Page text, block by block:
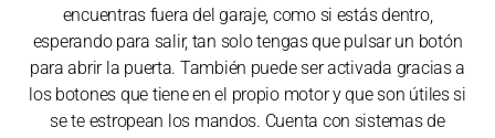
encuentras fuera del garaje, como si estás dentro,
esperando para salir, tan solo tengas que pulsar un botón
para abrir la puerta. También puede ser activada gracias a
los botones que tiene en el propio motor y que son útiles si
se te estropean los mandos. Cuenta con sistemas de